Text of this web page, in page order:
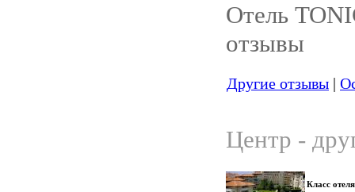
Отель
отзывы
Другие отзывы
Центр -
Класс